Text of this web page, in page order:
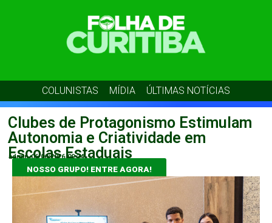
COLUNISTAS MÍDIA ÚLTIMAS NOTÍCIAS
Clubes de Protagonismo Estimulam
Autonomia e Criatividade em
Escolas Estaduais
admin 06/06/2026 09:24
NOSSO GRUPO! ENTRE AGORA!